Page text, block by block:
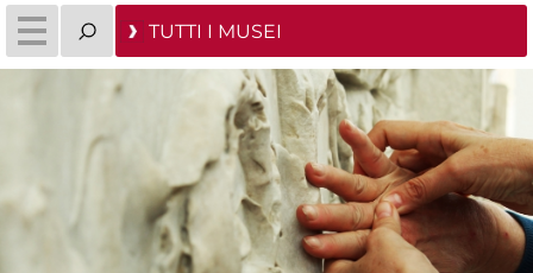
TUTTI I MUSEI